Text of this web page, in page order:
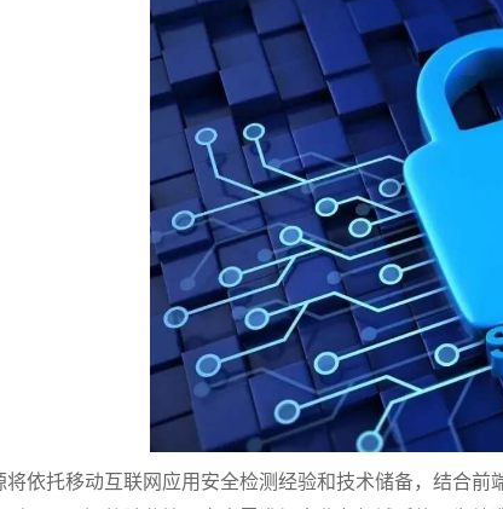
依托移动互联网应用安全检测经验和技术储备，结合